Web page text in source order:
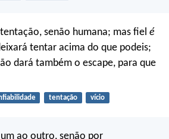
senão humana; mas fiel é
tentar acima do que podeis;
dará também o escape, para que
tentação vício
ao outro, senão por